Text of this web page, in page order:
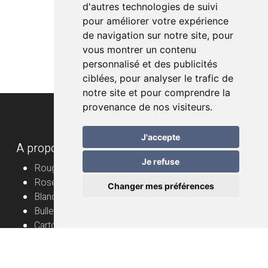
d'autres technologies de suivi
pour améliorer votre expérience
de navigation sur notre site, pour
vous montrer un contenu
personnalisé et des publicités
ciblées, pour analyser le trafic de
notre site et pour comprendre la
provenance de nos visiteurs.
J'accepte
Je refuse
Changer mes préférences
A propos
Rouge
Rosé
Blanc
Bulles
Cartons